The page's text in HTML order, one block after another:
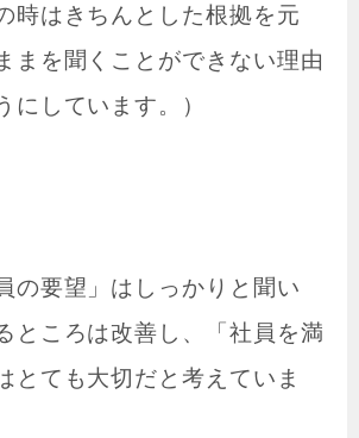
時はきちんとした根拠を元
まを聞くことができない理由
にしています。）
の要望」はしっかりと聞い
ところは改善し、「社員を満
とても大切だと考えていま